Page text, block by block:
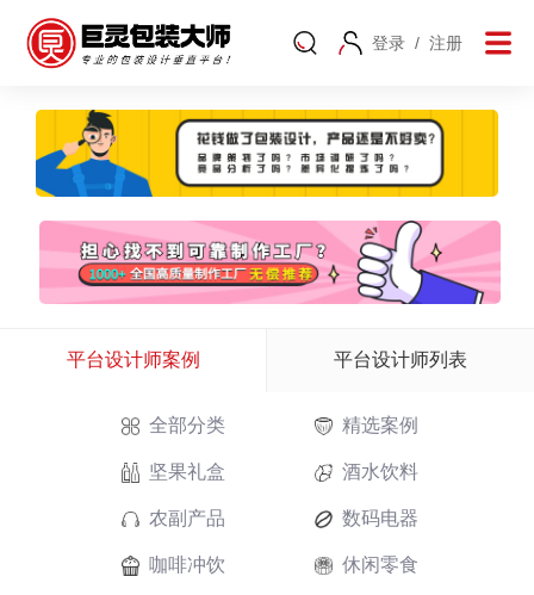
登录 / 注册
平台设计师案例 平台设计师列表
全部分类 精选案例
坚果礼盒 酒水饮料
农副产品 数码电器
咖啡冲饮 休闲零食